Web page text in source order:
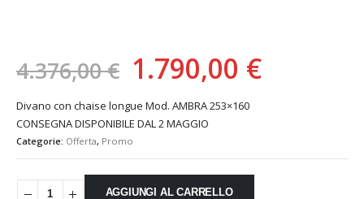
4.376,00€ Il
prezzo
originale
era:
4.376,00 €.
1.790,00 €Il
Divano con chaise longue Mod. AMBRA 253×160
CONSEGNA DISPONIBILE DAL 2 MAGGIO
Categorie: Offerta, Promo
AGGIUNGI AL CARRELLO